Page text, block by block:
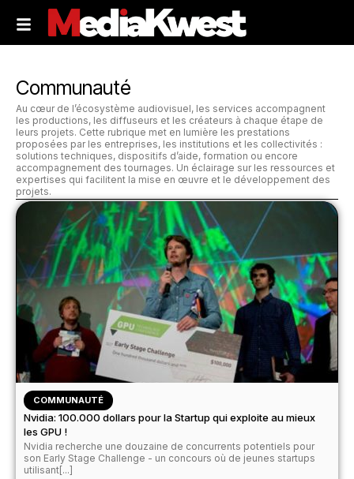
Communauté
Au cœur de l’écosystème audiovisuel, les services accompagnent
les productions, les diffuseurs et les créateurs à chaque étape de
leurs projets. Cette rubrique met en lumière les prestations
proposées par les entreprises, les institutions et les collectivités :
solutions techniques, dispositifs d’aide, formation ou encore
accompagnement des tournages. Un éclairage sur les ressources et
expertises qui facilitent la mise en œuvre et le développement des
projets.
COMMUNAUTÉ
Nvidia: 100.000 dollars pour la Startup qui exploite au mieux
les GPU !
Nvidia recherche une douzaine de concurrents potentiels pour
son Early Stage Challenge - un concours où de jeunes startups
utilisant[...]